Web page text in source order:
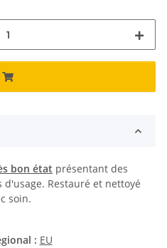
bon état présentant des
Restauré et nettoyé
soin.
: EU